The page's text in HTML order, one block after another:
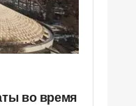
во время